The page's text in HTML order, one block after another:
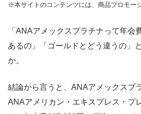
※本サイトのコンテンツには、商品プロモー
「ANAアメックスプラチナって年会
あるの」「ゴールドとどう違うの」
か。
結論から言うと、ANAアメックスプ
ANAアメリカン・エキスプレス・プ